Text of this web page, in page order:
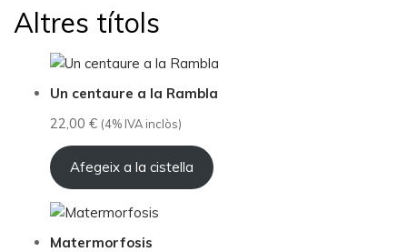
Altres títols
Un centaure a la Rambla
22,00 € (4% IVA inclòs)
Afegeix a la cistella
Matermorfosis